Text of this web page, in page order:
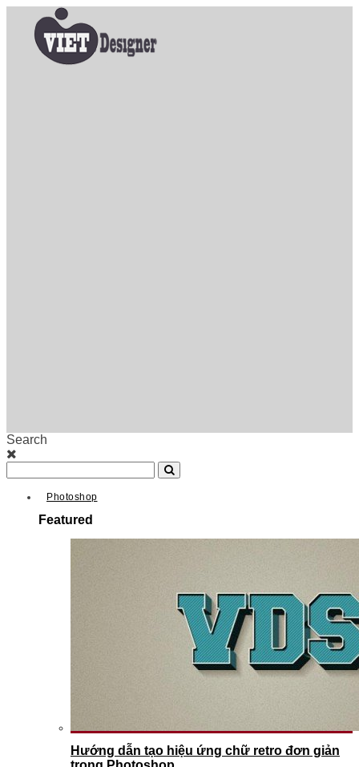
Search
Photoshop
Featured
Hướng dẫn tạo hiệu ứng chữ retro đơn giản